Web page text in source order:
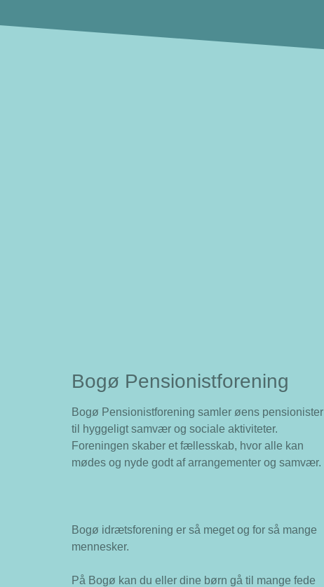
Bogø Pensionistforening
Bogø Pensionistforening samler øens pensionister
til hyggeligt samvær og sociale aktiviteter.
Foreningen skaber et fællesskab, hvor alle kan
mødes og nyde godt af arrangementer og samvær.
Bogø idrætsforening er så meget og for så mange
mennesker.
På Bogø kan du eller dine børn gå til mange fede